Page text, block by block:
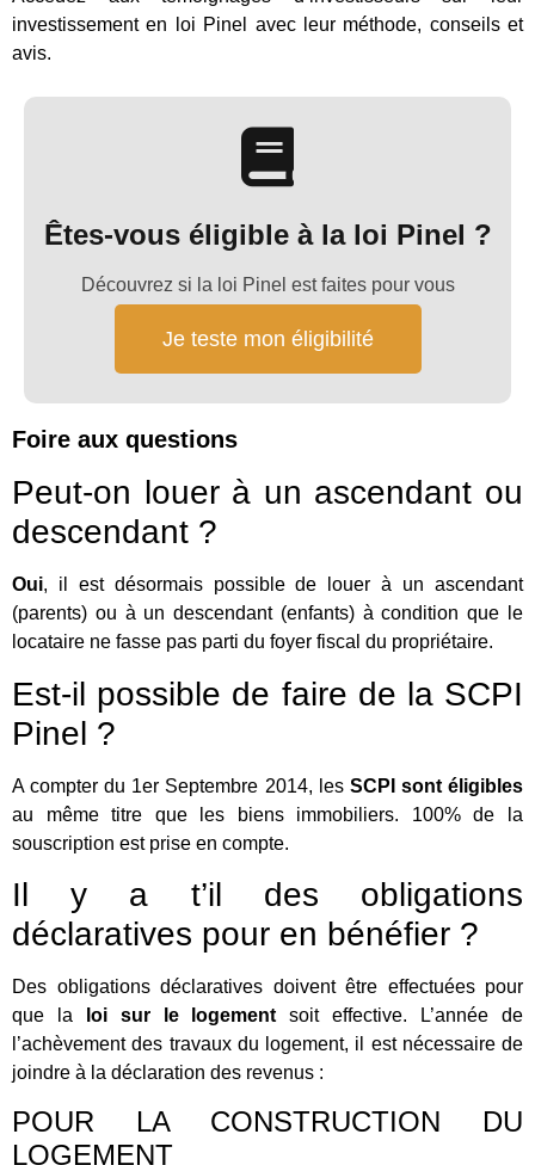
investissement en loi Pinel avec leur méthode, conseils et
avis.
Êtes-vous éligible à la loi Pinel ?
Découvrez si la loi Pinel est faites pour vous
Je teste mon éligibilité
Foire aux questions
Peut-on louer à un ascendant ou
descendant ?
Oui, il est désormais possible de louer à un ascendant
(parents) ou à un descendant (enfants) à condition que le
locataire ne fasse pas parti du foyer fiscal du propriétaire.
Est-il possible de faire de la SCPI
Pinel ?
A compter du 1er Septembre 2014, les SCPI sont éligibles
au même titre que les biens immobiliers. 100% de la
souscription est prise en compte.
Il y a t’il des obligations
déclaratives pour en bénéfier ?
Des obligations déclaratives doivent être effectuées pour
que la
loi sur le logement soit effective. L’année de
l’achèvement des travaux du logement, il est nécessaire de
joindre à la déclaration des revenus :
POUR LA CONSTRUCTION DU
LOGEMENT